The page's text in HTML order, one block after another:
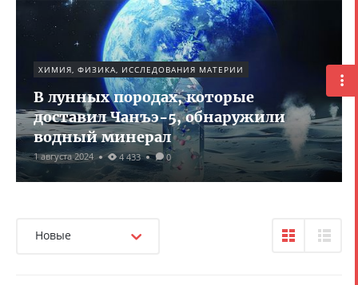
ХИМИЯ, ФИЗИКА, ИССЛЕДОВАНИЯ МАТЕРИИ
В лунных породах, которые
доставил Чанъэ-5, обнаружили
водный минерал
1 августа 2024 4 433 0
Новые